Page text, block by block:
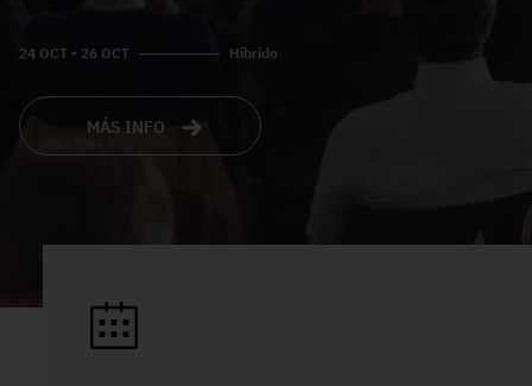
24 OCT - 26 OCT Híbrido
MÁS INFO